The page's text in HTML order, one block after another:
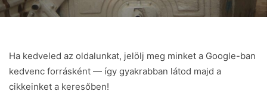
Ha kedveled az oldalunkat, jelölj meg minket a Google-ban
kedvenc forrásként — így gyakrabban látod majd a
cikkeinket a keresőben!